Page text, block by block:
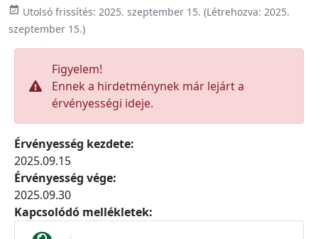
event_available Utolsó frissítés: 2025. szeptember 15. (Létrehozva: 2025.
szeptember 15.)
Figyelem!
Ennek a hirdetménynek már lejárt a
érvényességi ideje.
Érvényesség kezdete:
2025.09.15
Érvényesség vége:
2025.09.30
Kapcsolódó mellékletek: